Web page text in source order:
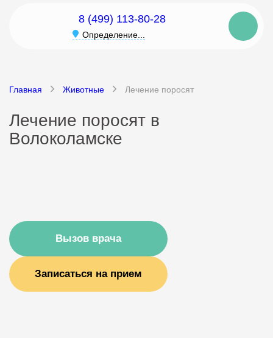
8 (499) 113-80-28
Определение...
Главная Животные Лечение поросят
Лечение поросят в
Волоколамске
Вызов врача
Записаться на прием